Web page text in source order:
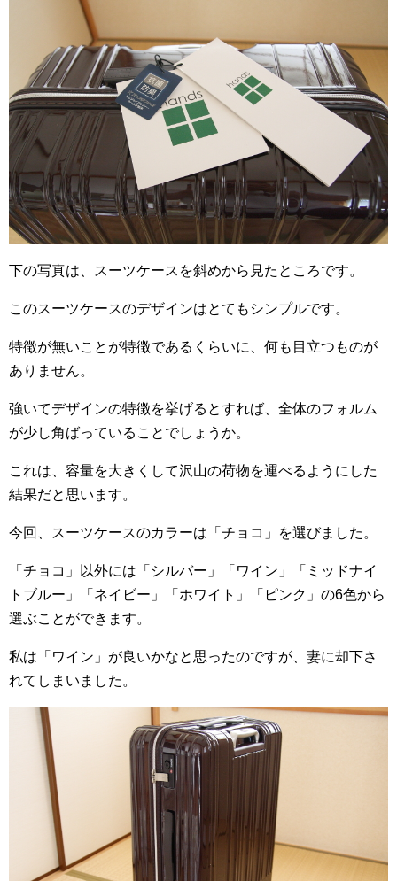
下の写真は、スーツケースを斜めから見たところです。
このスーツケースのデザインはとてもシンプルです。
特徴が無いことが特徴であるくらいに、何も目立つものが
ありません。
強いてデザインの特徴を挙げるとすれば、全体のフォルム
が少し角ばっていることでしょうか。
これは、容量を大きくして沢山の荷物を運べるようにした
結果だと思います。
今回、スーツケースのカラーは「チョコ」を選びました。
「チョコ」以外には「シルバー」「ワイン」「ミッドナイ
トブルー」「ネイビー」「ホワイト」「ピンク」の6色から
選ぶことができます。
私は「ワイン」が良いかなと思ったのですが、妻に却下さ
れてしまいました。